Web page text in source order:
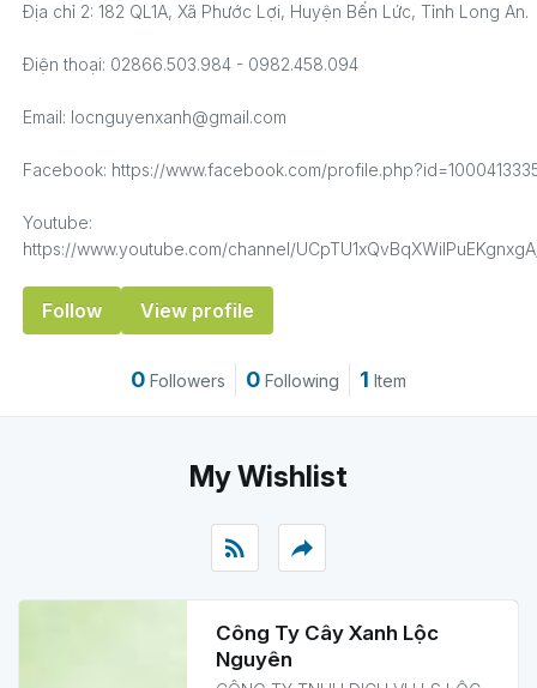
Địa chỉ 2: 182 QL1A, Xã Phước Lợi, Huyện Bến Lức, Tỉnh Long An.
Điện thoại: 02866.503.984 - 0982.458.094
Email: locnguyenxanh@gmail.com
Facebook: https://www.facebook.com/
Youtube:
https://www.youtube.com/channel/
Follow View profile
0 Followers 0 Following 1 Item
My Wishlist
rss_feed reply
Công Ty Cây Xanh Lộc
Nguyên